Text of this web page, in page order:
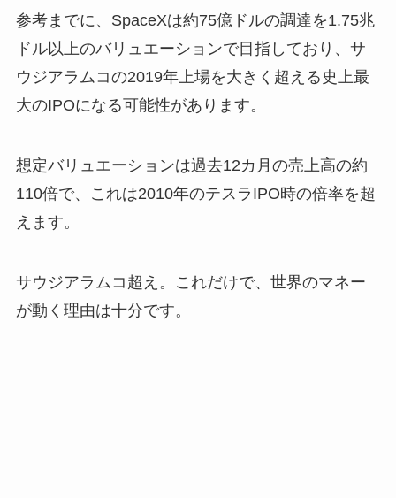
参考までに、SpaceXは約75億ドルの調達を1.75兆
ドル以上のバリュエーションで目指しており、サ
ウジアラムコの2019年上場を大きく超える史上最
大のIPOになる可能性があります。
想定バリュエーションは過去12カ月の売上高の約
110倍で、これは2010年のテスラIPO時の倍率を超
えます。
サウジアラムコ超え。これだけで、世界のマネー
が動く理由は十分です。